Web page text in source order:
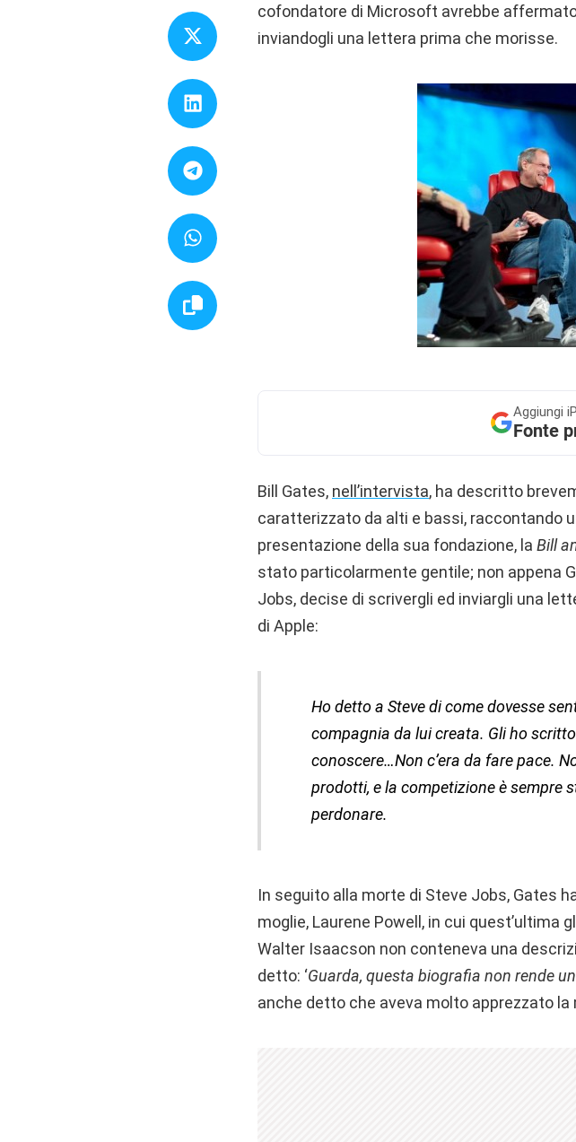
cofondatore di Microsoft avrebbe
inviandogli una lettera prima che morisse.
Aggiungi
Fonte
Bill Gates, nell’intervista, ha descritto
caratterizzato da alti e bassi, raccontando
presentazione della sua fondazione, la Bill
stato particolarmente gentile; non appena
Jobs, decise di scrivergli ed inviargli una
di Apple:
Ho detto a Steve di come dovesse
compagnia da lui creata. Gli ho
conoscere…Non c’era da fare pace.
prodotti, e la competizione è sempre
perdonare.
In seguito alla morte di Steve Jobs, Gates
moglie, Laurene Powell, in cui
Walter Isaacson non conteneva una
detto: ‘Guarda, questa biografia non rende
anche detto che aveva molto apprezzato la